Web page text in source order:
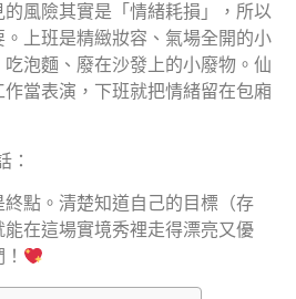
風險其實是「情緒耗損」，所以
上班是精緻妝容、氣場全開的小
泡麵、廢在沙發上的小廢物。仙
當表演，下班就把情緒留在包廂
：
點。清楚知道自己的目標（存
在這場實境秀裡走得漂亮又優